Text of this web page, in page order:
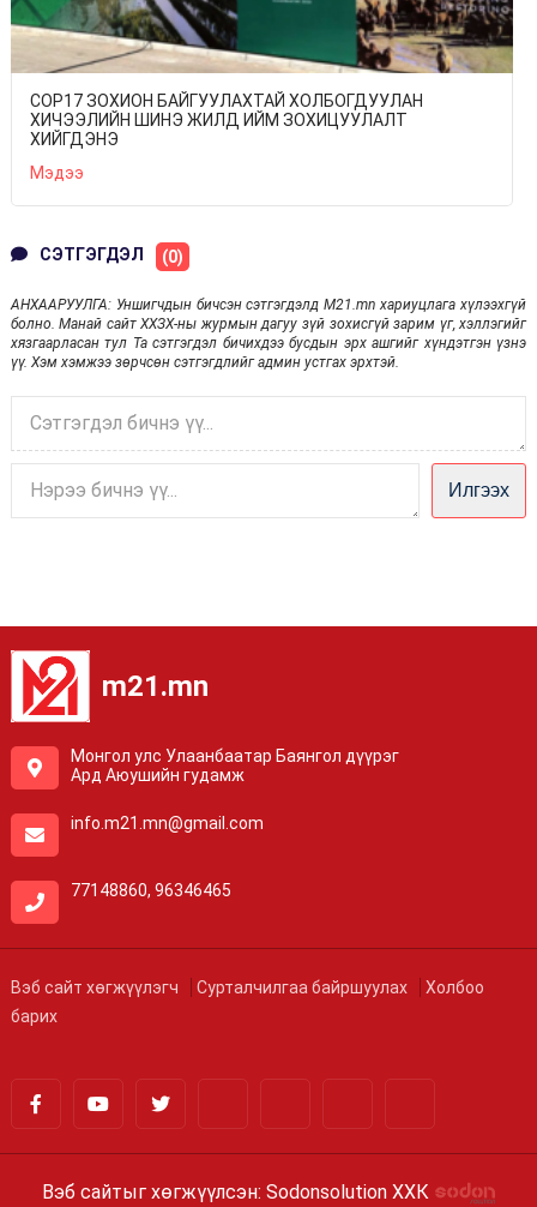
COP17 ЗОХИОН БАЙГУУЛАХТАЙ ХОЛБОГДУУЛАН
ХИЧЭЭЛИЙН ШИНЭ ЖИЛД ИЙМ ЗОХИЦУУЛАЛТ
ХИЙГДЭНЭ
Мэдээ
СЭТГЭГДЭЛ (0)
АНХААРУУЛГА: Уншигчдын бичсэн сэтгэгдэлд M21.mn хариуцлага хүлээхгүй
болно. Манай сайт ХХЗХ-ны журмын дагуу зүй зохисгүй зарим үг, хэллэгийг
хязгаарласан тул Та сэтгэгдэл бичихдээ бусдын эрх ашгийг хүндэтгэн үзнэ
үү. Хэм хэмжээ зөрчсөн сэтгэгдлийг админ устгах эрхтэй.
Илгээх
m21.mn
Монгол улс Улаанбаатар Баянгол дүүрэг
Ард Аюушийн гудамж
info.m21.mn@gmail.com
77148860, 96346465
Вэб сайт хөгжүүлэгч Сурталчилгаа байршуулах
Холбоо
барих
Вэб сайтыг хөгжүүлсэн: Sodonsolution ХХК